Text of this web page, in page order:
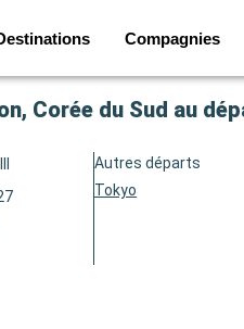
Compagnies
Corée du Sud au
Autres départs
Tokyo